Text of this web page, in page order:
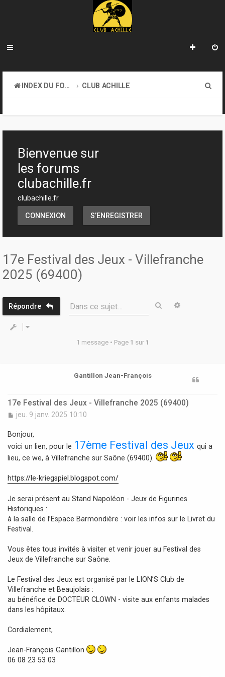
INDEX DU FORUM
CLUB ACHILLE
h
Bienvenue sur
les forums
clubachille.fr
clubachille.fr
CONNEXION S’ENREGISTRER
17e Festival des Jeux - Villefranche
2025 (69400)
Répondre Dans ce sujet… Rechercher
1 message • Page 1 sur 1
Gantillon Jean-François
17e Festival des Jeux - Villefranche 2025 (69400)
M
s
a
g
jeu. 9 janv. 2025 10:10
Bonjour,
voici un lien, pour le 17ème Festival des Jeux qui a
lieu, ce we, à Villefranche sur Saône (69400).
https://le-kriegspiel.blogspot.com/
Je serai présent au Stand Napoléon - Jeux de Figurines
Historiques :
à la salle de l’Espace Barmondière : voir les infos sur le Livret du
Festival.
Vous êtes tous invités à visiter et venir jouer au Festival des
Jeux de Villefranche sur Saône.
Le Festival des Jeux est organisé par le LION’S Club de
Villefranche et Beaujolais :
au bénéfice de DOCTEUR CLOWN - visite aux enfants malades
dans les hôpitaux.
Cordialement,
Jean-François Gantillon
06 08 23 53 03